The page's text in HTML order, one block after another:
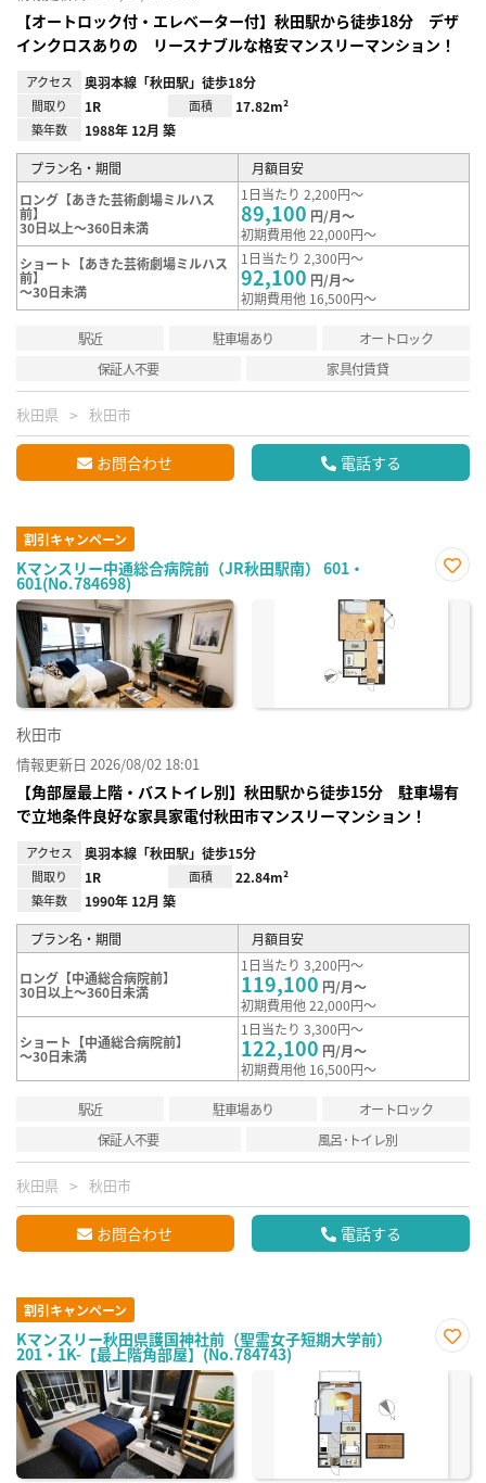
【オートロック付・エレベーター付】秋田駅から徒歩18分 デザ
インクロスありの リースナブルな格安マンスリーマンション！
アクセス 奥羽本線「秋田駅」徒歩18分
間取り 1R 面積 17.82m²
築年数 1988年 12月 築
プラン名・期間
月額目安
ロング【あきた芸術劇場ミルハス
前】
30日以上～360日未満
1日当たり 2,200円～
89,100 円/月～
初期費用他 22,000円～
ショート【あきた芸術劇場ミルハス
前】
～30日未満
1日当たり 2,300円～
92,100 円/月～
初期費用他 16,500円～
駅近 駐車場あり
オートロック
保証人不要
家具付賃貸
秋田県 秋田市
お問合わせ 電話する
割引キャンペーン
Kマンスリー中通総合病院前（JR秋田駅南） 601・
601(No.784698)
に入
秋田市
情報更新日 2026/08/02 18:01
【角部屋最上階・バストイレ別】秋田駅から徒歩15分 駐車場有
で立地条件良好な家具家電付秋田市マンスリーマンション！
アクセス 奥羽本線「秋田駅」徒歩15分
間取り 1R 面積 22.84m²
築年数 1990年 12月 築
プラン名・期間 月額目安
ロング【中通総合病院前】
30日以上～360日未満
1日当たり 3,200円～
119,100 円/月～
初期費用他 22,000円～
ショート【中通総合病院前】
～30日未満
1日当たり 3,300円～
122,100 円/月～
初期費用他 16,500円～
駅近 駐車場あり
オートロック
保証人不要
風呂･トイレ別
秋田県 秋田市
お問合わせ 電話する
割引キャンペーン
Kマンスリー秋田県護国神社前（聖霊女子短期大学前）
201・1K-【最上階角部屋】(No.784743)
に入